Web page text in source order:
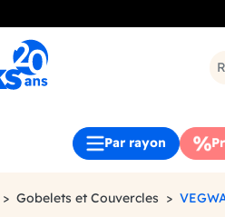
Par rayon
Gobelets et Couvercles